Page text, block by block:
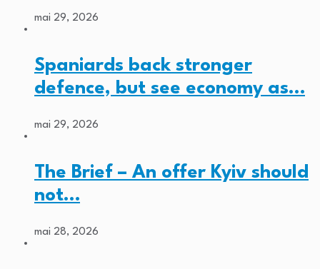
mai 29, 2026
Spaniards back stronger
defence, but see economy as…
mai 29, 2026
The Brief – An offer Kyiv should
not…
mai 28, 2026